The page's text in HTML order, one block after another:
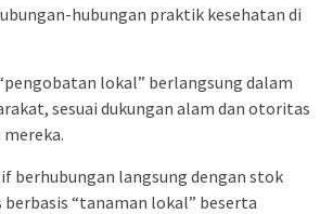
hubungan praktik kesehatan di
lokal” berlangsung dalam
sesuai dukungan alam dan otoritas
berhubungan langsung dengan stok
“tanaman lokal” beserta